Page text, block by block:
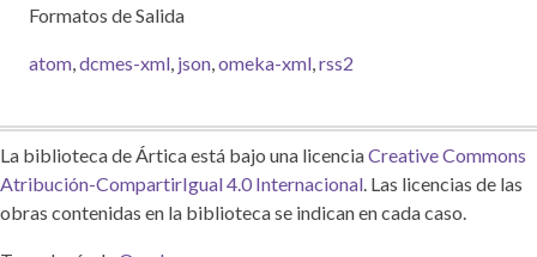
Formatos de Salida
atom,dcmes-xml, json,omeka-xml,rss2
La biblioteca de Ártica está bajo una licenciaCreative Commons
Atribución-CompartirIgual 4.0 Internacional. Las licencias de las
obras contenidas en la biblioteca se indican en cada caso.